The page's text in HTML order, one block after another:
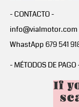
- CONTACTO -
info@vialmotor.com
WhastApp 679 541
- MÉTODOS DE PAGO